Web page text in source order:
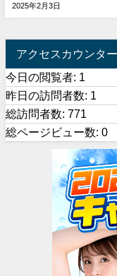
2025年2月3日
アクセスカウンター
今日の閲覧者: 1
昨日の訪問者数: 1
総訪問者数: 771
総ページビュー数: 0